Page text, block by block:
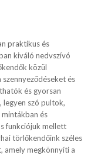
praktikus és
kiváló nedvszívó
közül
és
és gyorsan
legyen szó pultok,
és
funkciójuk mellett
törlőkendőink széles
amely megkönnyíti a